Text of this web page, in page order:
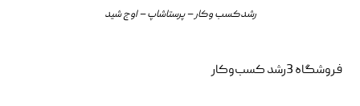
رشدکسب وکار – پرستاشاپ – اوج شید
فروشگاه 3رشد کسب‌وکار